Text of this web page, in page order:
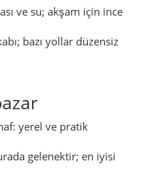
manzara ve akşam
bazı yollar düzensiz